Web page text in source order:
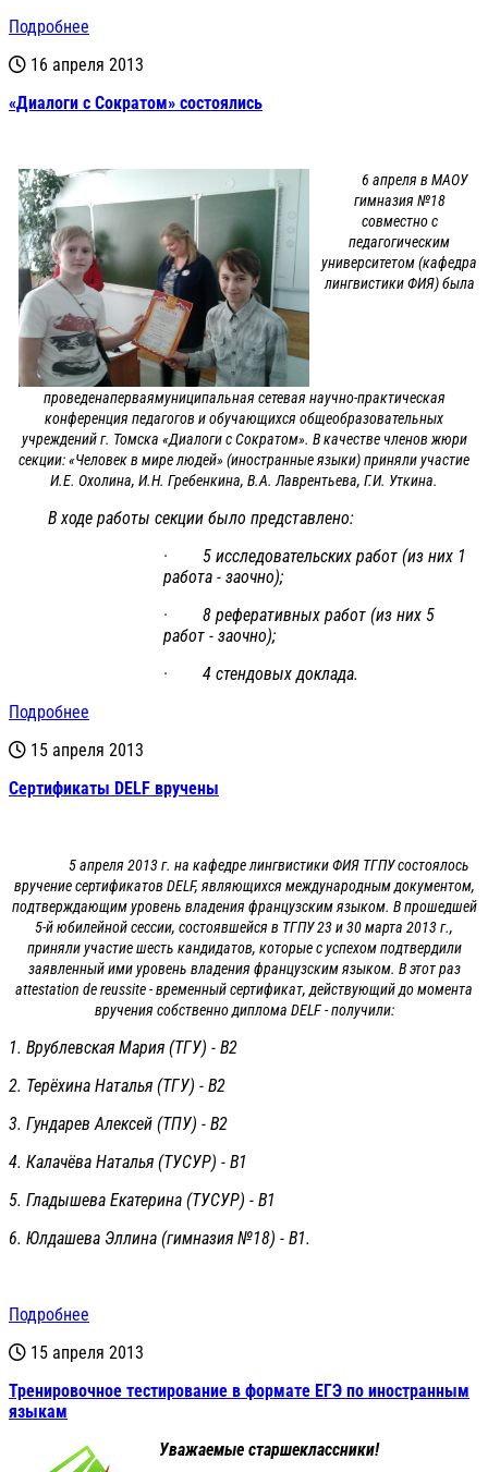
Подробнее
16 апреля 2013
«Диалоги с Сократом» состоялись
6 апреля в МАОУ
гимназия №18
совместно с
педагогическим
университетом (кафедра
лингвистики ФИЯ) была
проведенаперваямуниципальная сетевая научно-практическая
конференция педагогов и обучающихся общеобразовательных
учреждений г. Томска «Диалоги с Сократом». В качестве членов жюри
секции: «Человек в мире людей» (иностранные языки) приняли участие
И.Е. Охолина, И.Н. Гребенкина, В.А. Лаврентьева, Г.И. Уткина.
В ходе работы секции было представлено:
· 5 исследовательских работ (из них 1
работа - заочно);
· 8 реферативных работ (из них 5
работ - заочно);
· 4 стендовых доклада.
Подробнее
15 апреля 2013
Сертификаты DELF вручены
5 апреля 2013 г. на кафедре лингвистики ФИЯ ТГПУ состоялось
вручение сертификатов DELF, являющихся международным документом,
подтверждающим уровень владения французским языком. В прошедшей
5-й юбилейной сессии, состоявшейся в ТГПУ 23 и 30 марта 2013 г.,
приняли участие шесть кандидатов, которые с успехом подтвердили
заявленный ими уровень владения французским языком. В этот раз
attestation de reussite - временный сертификат, действующий до момента
вручения собственно диплома DELF - получили:
1. Врублевская Мария (ТГУ) - В2
2. Терёхина Наталья (ТГУ) - В2
3. Гундарев Алексей (ТПУ) - В2
4. Калачёва Наталья (ТУСУР) - В1
5. Гладышева Екатерина (ТУСУР) - В1
6. Юлдашева Эллина (гимназия №18) - В1.
Подробнее
15 апреля 2013
Тренировочное тестирование в формате ЕГЭ по иностранным
языкам
Уважаемые старшеклассники!